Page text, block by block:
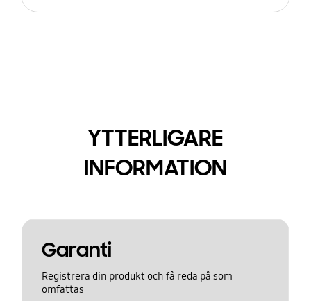
YTTERLIGARE
INFORMATION
Garanti
Registrera din produkt och få reda på som
omfattas